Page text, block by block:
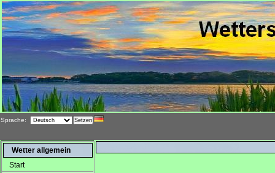
Sprache:
Wetter allgemein
Start